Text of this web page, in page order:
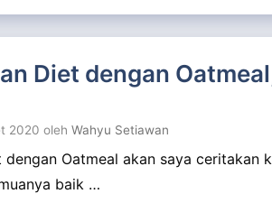
Diet dengan
2020 oleh Wahyu Setiawan
dengan Oatmeal akan saya ceritakan
baik …